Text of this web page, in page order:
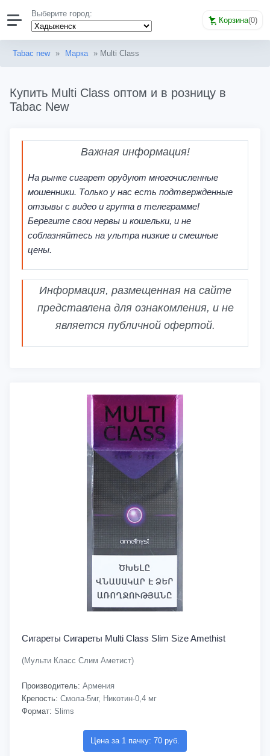
Выберите город:
Корзина(0)
Tabac new » Марка » Multi Class
Купить Multi Class оптом и в розницу в
Tabac New
Важная информация!
На рынке сигарет орудуют многочисленные
мошенники. Только у нас есть подтвержденные
отзывы с видео и группа в телеграмме!
Берегите свои нервы и кошельки, и не
соблазняйтесь на ультра низкие и смешные
цены.
Информация, размещенная на сайте
представлена для ознакомления, и не
является публичной офертой.
Сигареты Cигареты Multi Class Slim Size Amethist
(Мульти Класс Слим Аметист)
Производитель: Армения
Крепость: Смола-5мг, Никотин-0,4 мг
Формат: Slims
Цена за 1 пачку: 70 руб.